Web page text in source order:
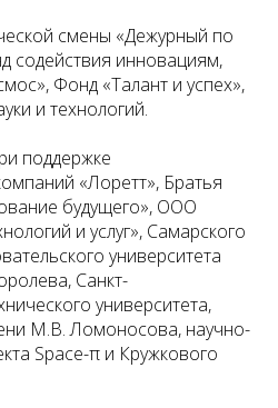
смены «Дежурный по
содействия инновациям,
Фонд «Талант и успех»,
и технологий.
поддержке
«Лоретт», Братья
будущего», ООО
и услуг», Самарского
университета
Санкт-
университета,
М.В. Ломоносова, научно-
Space-π и Кружкового